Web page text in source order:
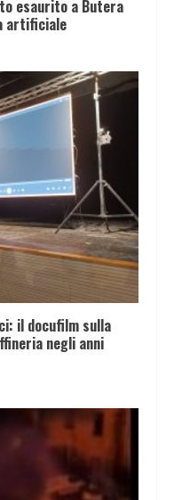
esaurito a Butera
artificiale
il docufilm sulla
negli anni